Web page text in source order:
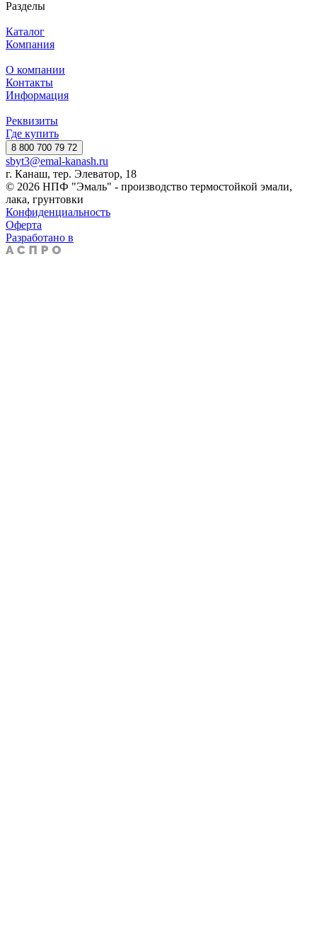
Разделы
Каталог
Компания
О компании
Контакты
Информация
Реквизиты
Где купить
8 800 700 79 72
sbyt3@emal-kanash.ru
г. Канаш, тер. Элеватор, 18
© 2026 НПФ "Эмаль" - производство термостойкой эмали,
лака, грунтовки
Конфиденциальность
Оферта
Разработано в